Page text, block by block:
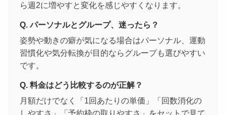
ら週2に増やすと変化を感じやすくなります。
Q. パーソナルとグループ、迷ったら？
姿勢や動きの癖が気になる場合はパーソナル、運動
習慣化や気分転換が目的ならグループも選びやすい
です。
Q. 料金はどう比較するのが正解？
月額だけでなく「1回あたりの単価」「回数消化の
しやすさ」「予約枠の取りやすさ」をセットで見て